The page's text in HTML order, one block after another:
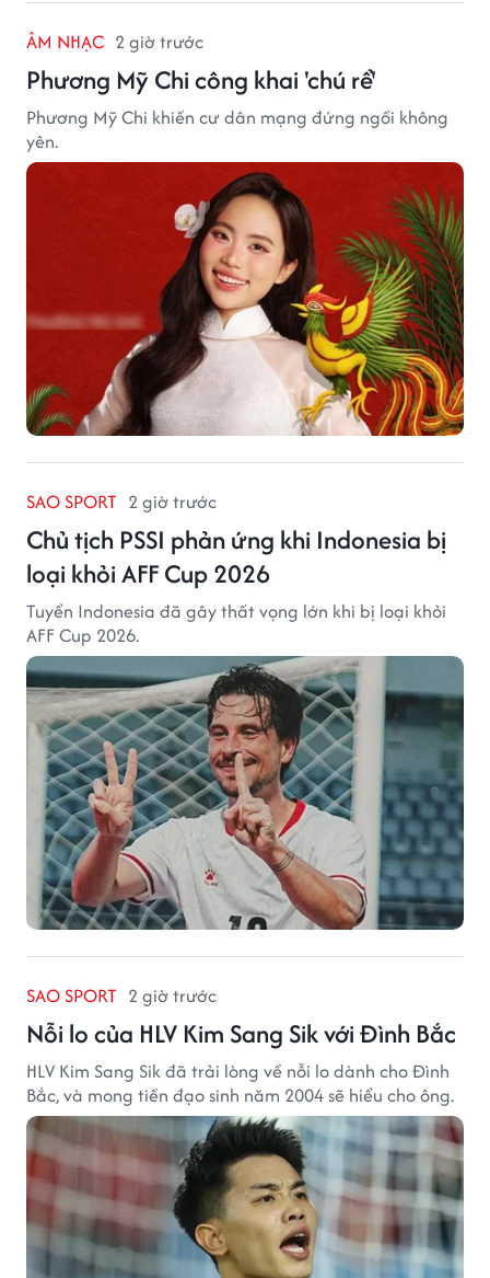
ÂM NHẠC 2 giờ trước
Phương Mỹ Chi công khai 'chú rể'
Phương Mỹ Chi khiến cư dân mạng đứng ngồi không
yên.
SAO SPORT 2 giờ trước
Chủ tịch PSSI phản ứng khi Indonesia bị
loại khỏi AFF Cup 2026
Tuyển Indonesia đã gây thất vọng lớn khi bị loại khỏi
AFF Cup 2026.
SAO SPORT 2 giờ trước
Nỗi lo của HLV Kim Sang Sik với Đình Bắc
HLV Kim Sang Sik đã trải lòng về nỗi lo dành cho Đình
Bắc, và mong tiền đạo sinh năm 2004 sẽ hiểu cho ông.